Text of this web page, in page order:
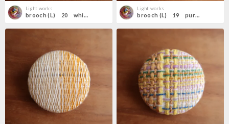
Light works
brooch (L) 20 white
Light works
brooch (L) 19 purple×pink